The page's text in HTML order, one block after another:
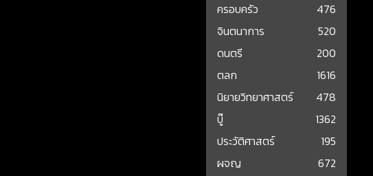
ครอบครัว
476
จินตนาการ
520
ดนตรี
200
ตลก
1616
นิยายวิทยาศาสตร์
478
บู๊
1362
ประวัติศาสตร์
195
ผจญ
672